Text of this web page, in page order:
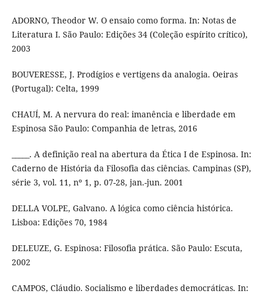
ADORNO, Theodor W. O ensaio como forma. In: Notas de
Literatura I. São Paulo: Edições 34 (Coleção espírito crítico),
2003
BOUVERESSE, J. Prodígios e vertigens da analogia. Oeiras
(Portugal): Celta, 1999
CHAUÍ, M. A nervura do real: imanência e liberdade em
Espinosa São Paulo: Companhia de letras, 2016
_____. A definição real na abertura da Ética I de Espinosa. In:
Caderno de História da Filosofia das ciências. Campinas (SP),
série 3, vol. 11, nº 1, p. 07-28, jan.-jun. 2001
DELLA VOLPE, Galvano. A lógica como ciência histórica.
Lisboa: Edições 70, 1984
DELEUZE, G. Espinosa: Filosofia prática. São Paulo: Escuta,
2002
CAMPOS, Cláudio. Socialismo e liberdades democráticas. In: